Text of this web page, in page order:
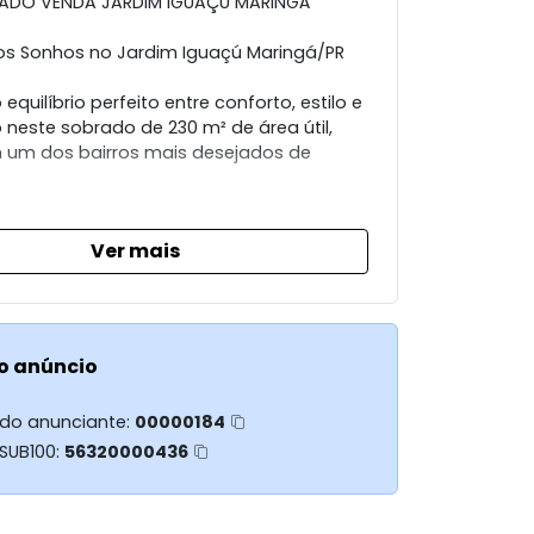
Sonhos no Jardim Iguaçú Maringá/PR
equilíbrio perfeito entre conforto, estilo e
sobrado de 230 m² de área útil,
dos bairros mais desejados de
imóvel:
sendo 1 suíte espaçosa
bem distribuídos
modernos e integrados
para oferecer praticidade e
à sua família
Ver mais
anúncio
anunciante: 00000184
56320000436